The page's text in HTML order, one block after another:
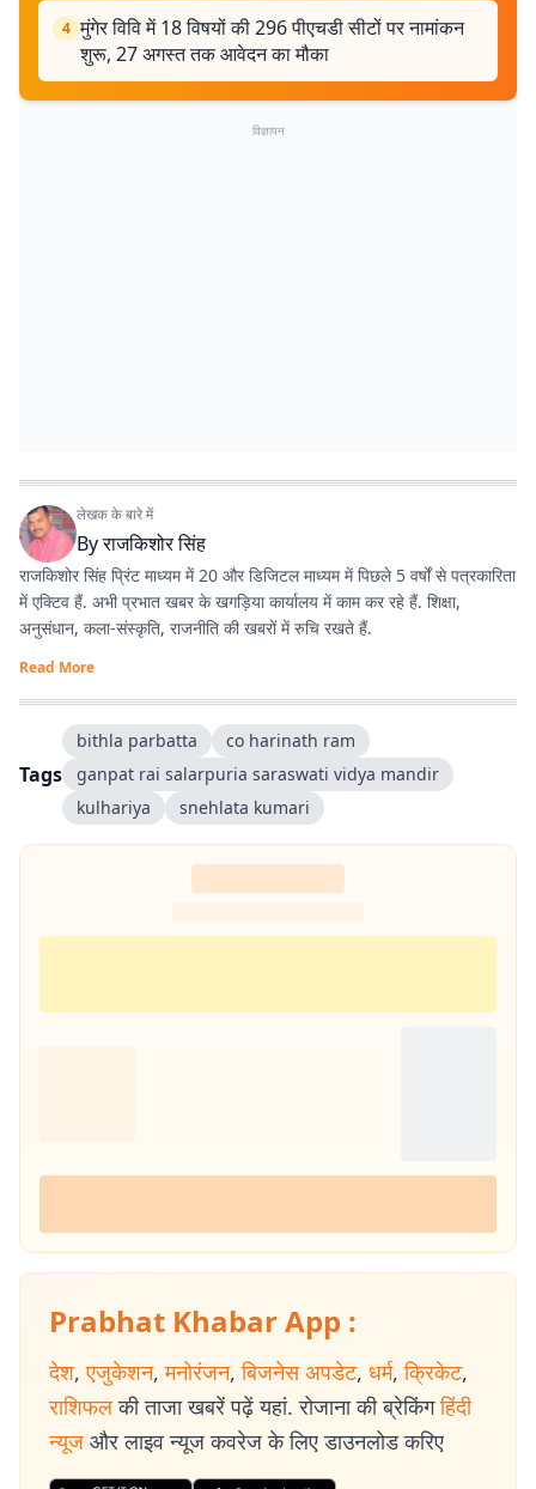
4 मुंगेर विवि में 18 विषयों की 296 पीएचडी सीटों पर नामांकन
शुरू, 27 अगस्त तक आवेदन का मौका
विज्ञापन
लेखक के बारे में
Byराजकिशोर सिंह
राजकिशोर सिंह प्रिंट माध्यम में 20 और डिजिटल माध्यम में पिछले 5 वर्षों से पत्रकारिता
में एक्टिव हैं. अभी प्रभात खबर के खगड़िया कार्यालय में काम कर रहे हैं. शिक्षा,
अनुसंधान, कला-संस्कृति, राजनीति की खबरों में रुचि रखते हैं.
Read More
Tags
bithla parbatta
co harinath ram
ganpat rai salarpuria saraswati vidya mandir
kulhariya
snehlata kumari
Prabhat Khabar App :
देश, एजुकेशन, मनोरंजन, बिजनेस अपडेट, धर्म, क्रिकेट,
राशिफल की ताजा खबरें पढ़ें यहां. रोजाना की ब्रेकिंग हिंदी
न्यूज और लाइव न्यूज कवरेज के लिए डाउनलोड करिए